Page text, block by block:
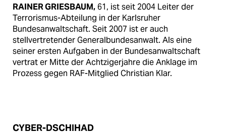
RAINER GRIESBAUM, 61, ist seit 2004 Leiter der
Terrorismus-Abteilung in der Karlsruher
Bundesanwaltschaft. Seit 2007 ist er auch
stellvertretender Generalbundesanwalt. Als eine
seiner ersten Aufgaben in der Bundesanwaltschaft
vertrat er Mitte der Achtzigerjahre die Anklage im
Prozess gegen RAF-Mitglied Christian Klar.
CYBER-DSCHIHAD